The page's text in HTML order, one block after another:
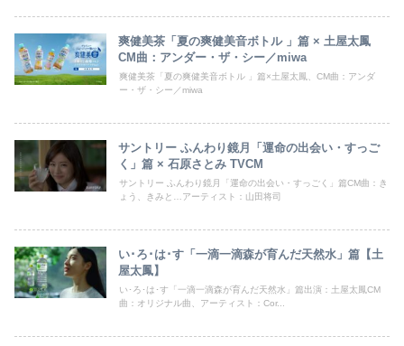
爽健美茶「夏の爽健美音ボトル 」篇 × 土屋太鳳
CM曲：アンダー・ザ・シー／miwa
爽健美茶「夏の爽健美音ボトル 」篇×土屋太鳳、CM曲：アンダ
ー・ザ・シー／miwa
サントリー ふんわり鏡月「運命の出会い・すっご
く」篇 × 石原さとみ TVCM
サントリー ふんわり鏡月「運命の出会い・すっごく」篇CM曲：き
ょう、きみと…アーティスト：山田将司
い･ろ･は･す「一滴一滴森が育んだ天然水」篇【土
屋太鳳】
い･ろ･は･す「一滴一滴森が育んだ天然水」篇出演：土屋太鳳CM
曲：オリジナル曲、アーティスト：Cor...